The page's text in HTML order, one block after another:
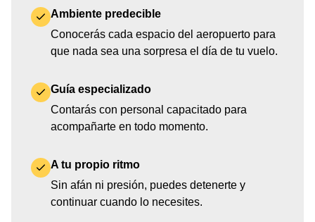
Ambiente predecible
Conocerás cada espacio del aeropuerto para
que nada sea una sorpresa el día de tu vuelo.
Guía especializado
Contarás con personal capacitado para
acompañarte en todo momento.
A tu propio ritmo
Sin afán ni presión, puedes detenerte y
continuar cuando lo necesites.